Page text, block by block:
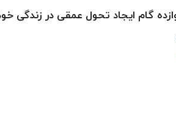
گام ایجاد تحول عمقی در زندگی